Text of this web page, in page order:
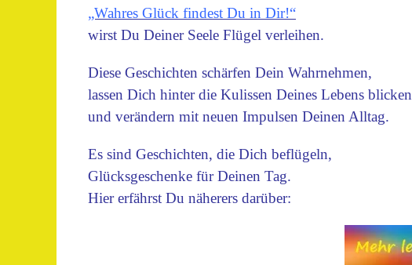
„Wahres Glück findest Du in Dir!“
wirst Du Deiner Seele Flügel verleihen.
Diese Geschichten schärfen Dein Wahrnehmen,
lassen Dich hinter die Kulissen Deines Lebens blicken
und verändern mit neuen Impulsen Deinen Alltag.
Es sind Geschichten, die Dich beflügeln,
Glücksgeschenke für Deinen Tag.
Hier erfährst Du näherers darüber: